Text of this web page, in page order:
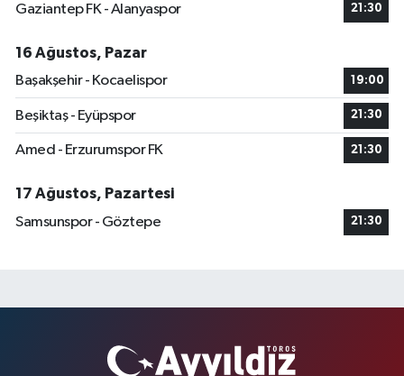
Gaziantep FK - Alanyaspor 21:30
16 Ağustos, Pazar
Başakşehir - Kocaelispor
19:00
Beşiktaş - Eyüpspor 21:30
Amed - Erzurumspor FK 21:30
17 Ağustos, Pazartesi
Samsunspor - Göztepe
21:30